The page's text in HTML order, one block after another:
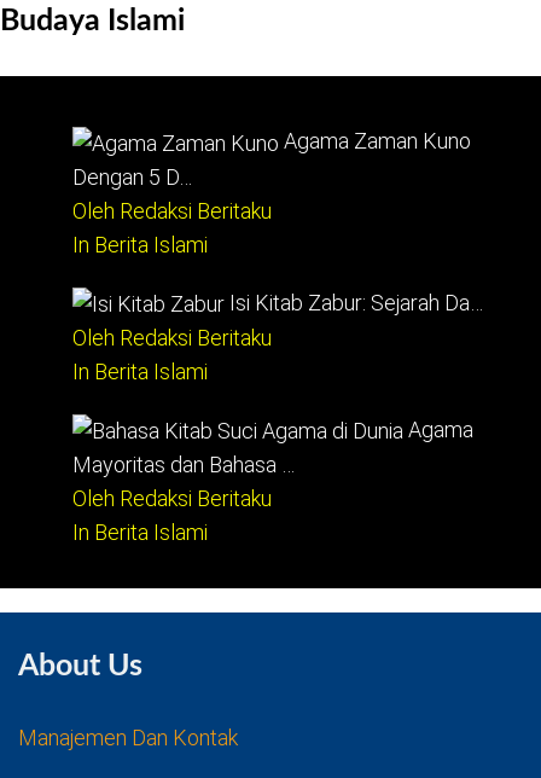
Budaya Islami
Agama Zaman Kuno
Dengan 5 D…
Oleh Redaksi Beritaku
In Berita Islami
Isi Kitab Zabur: Sejarah Da…
Oleh Redaksi Beritaku
In Berita Islami
Agama
Mayoritas dan Bahasa …
Oleh Redaksi Beritaku
In Berita Islami
About Us
Manajemen Dan Kontak